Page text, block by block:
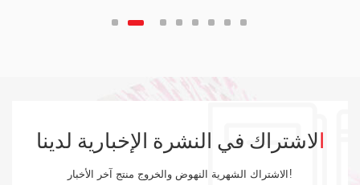
الاشتراك في النشرة الإخبارية لدينا
الاشتراك الشهرية النهوض والخروج منتج آخر الأخبار!